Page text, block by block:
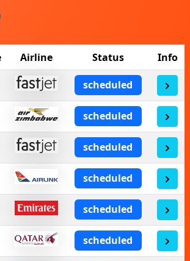
Airline Status
Info
scheduled
scheduled
scheduled
scheduled
scheduled
scheduled